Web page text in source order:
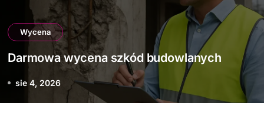
Wycena
Darmowa wycena szkód budowlanych
sie 4, 2026